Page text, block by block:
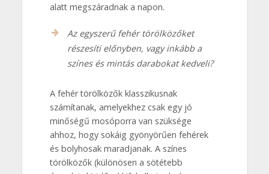
alatt megszáradnak a napon.
Az egyszerű fehér törölközőket
részesíti előnyben, vagy inkább a
színes és mintás darabokat kedveli?
A fehér törölközők klasszikusnak
számítanak, amelyekhez csak egy jó
minőségű mosóporra van szüksége
ahhoz, hogy sokáig gyönyörűen fehérek
és bolyhosak maradjanak. A színes
törölközők (különösen a sötétebb